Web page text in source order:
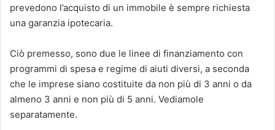
prevedono l’acquisto di un immobile è sempre richiesta
una garanzia ipotecaria.
Ciò premesso, sono due le linee di finanziamento con
programmi di spesa e regime di aiuti diversi, a seconda
che le imprese siano costituite da non più di 3 anni o da
almeno 3 anni e non più di 5 anni. Vediamole
separatamente.